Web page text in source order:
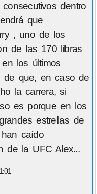
dentro
que
, uno de los
de las 170 libras
los últimos
de que, en caso de
la carrera, si
es porque en los
estrellas de
caído
de la UFC Alex...